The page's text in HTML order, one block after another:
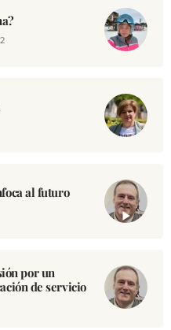
al futuro
por un
de servicio